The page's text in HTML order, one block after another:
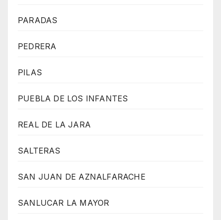
PARADAS
PEDRERA
PILAS
PUEBLA DE LOS INFANTES
REAL DE LA JARA
SALTERAS
SAN JUAN DE AZNALFARACHE
SANLUCAR LA MAYOR